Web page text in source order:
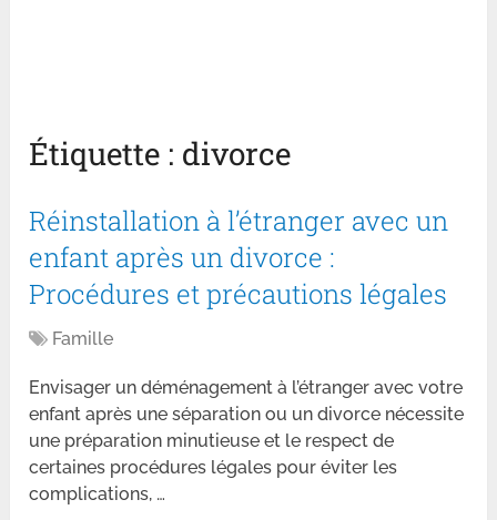
Étiquette : divorce
Réinstallation à l’étranger avec un
enfant après un divorce :
Procédures et précautions légales
Famille
Envisager un déménagement à l’étranger avec votre
enfant après une séparation ou un divorce nécessite
une préparation minutieuse et le respect de
certaines procédures légales pour éviter les
complications, …